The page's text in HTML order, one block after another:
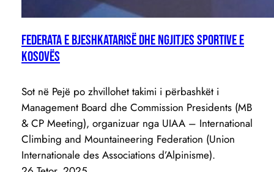
Federata e Bjeshkatarisë dhe Ngjitjes Sportive e
Kosovës
Sot në Pejë po zhvillohet takimi i përbashkët i
Management Board dhe Commission Presidents (MB
& CP Meeting), organizuar nga UIAA – International
Climbing and Mountaineering Federation (Union
Internationale des Associations d’Alpinisme).